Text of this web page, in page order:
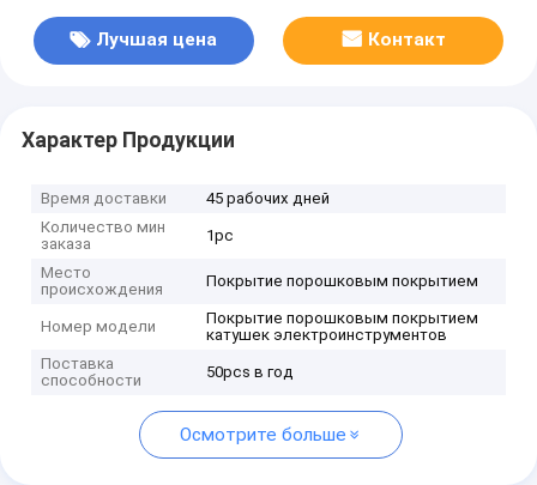
Лучшая цена Контакт
Характер Продукции
Время доставки
45 рабочих дней
Количество мин
заказа
1pc
Место
происхождения
Покрытие порошковым покрытием
Номер модели
Покрытие порошковым покрытием
катушек электроинструментов
Поставка
способности
50pcs в год
Осмотрите больше